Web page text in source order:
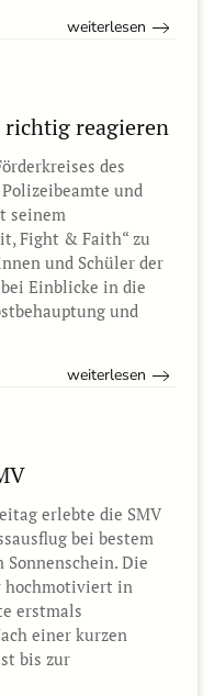
weiterlesen
richtig reagieren
des
und
seinem
Fight & Faith“ zu
und Schüler der
Einblicke in die
und
weiterlesen
erlebte die SMV
bei bestem
Die
hochmotiviert in
erstmals
einer kurzen
bis zur